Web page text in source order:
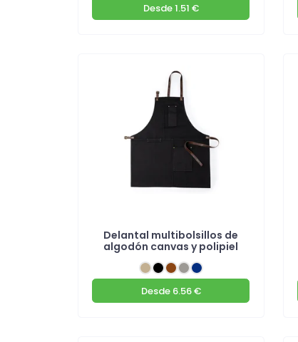
Desde1.51 €
Delantal multibolsillos de
algodón canvas y polipiel
Desde6.56 €